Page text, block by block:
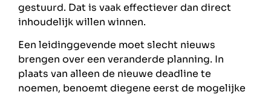
gestuurd. Dat is vaak effectiever dan direct
inhoudelijk willen winnen.
Een leidinggevende moet slecht nieuws
brengen over een veranderde planning. In
plaats van alleen de nieuwe deadline te
noemen, benoemt diegene eerst de mogelijke